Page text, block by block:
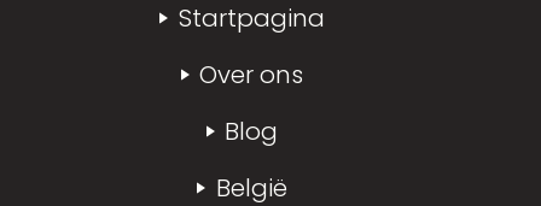
Startpagina
Over ons
Blog
België